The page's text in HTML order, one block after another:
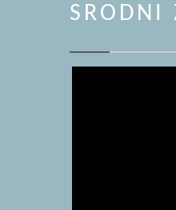
SRODNI